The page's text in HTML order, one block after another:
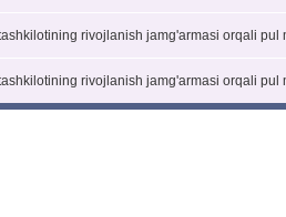
rivojlanish jamg'armasi orqali pul
rivojlanish jamg'armasi orqali pul